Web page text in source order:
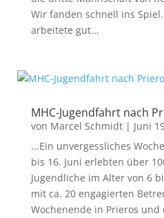
Wir fanden schnell ins
arbeitete gut...
MHC-Jugendfahrt nach
von Marcel Schmidt| Juni
...Ein unvergessliches
bis 16. Juni erlebten über
Jugendliche im Alter von 6
mit ca. 20 engagierten
Wochenende in Prieros und